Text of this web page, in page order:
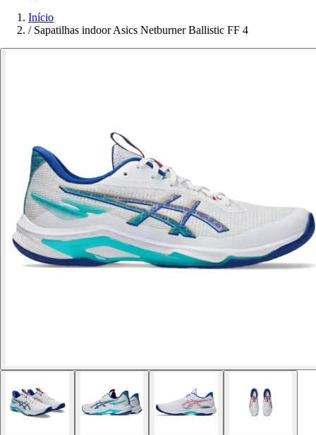
Início
/ Sapatilhas indoor Asics Netburner Ballistic FF 4